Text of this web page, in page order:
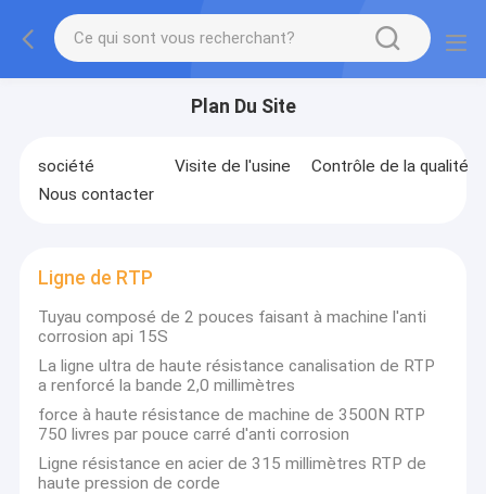
Plan Du Site
société Visite de l'usine
Contrôle de la qualité
Nous contacter
Ligne de RTP
Tuyau composé de 2 pouces faisant à machine l'anti
corrosion api 15S
La ligne ultra de haute résistance canalisation de RTP
a renforcé la bande 2,0 millimètres
force à haute résistance de machine de 3500N RTP
750 livres par pouce carré d'anti corrosion
Ligne résistance en acier de 315 millimètres RTP de
haute pression de corde